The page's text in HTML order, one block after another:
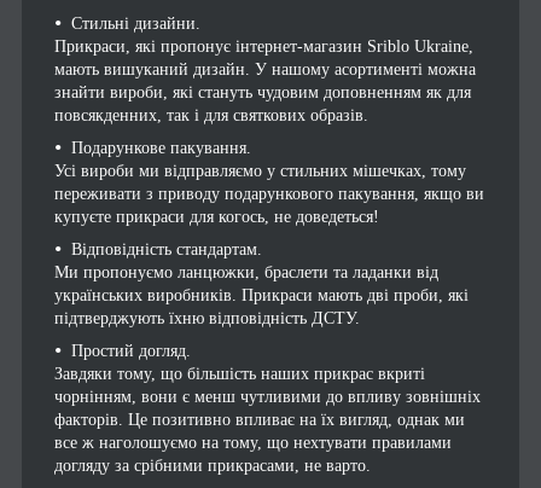
Стильні дизайни.
Прикраси, які пропонує інтернет-магазин Sriblo Ukraine,
мають вишуканий дизайн. У нашому асортименті можна
знайти вироби, які стануть чудовим доповненням як для
повсякденних, так і для святкових образів.
Подарункове пакування.
Усі вироби ми відправляємо у стильних мішечках, тому
переживати з приводу подарункового пакування, якщо ви
купуєте прикраси для когось, не доведеться!
Відповідність стандартам.
Ми пропонуємо ланцюжки, браслети та ладанки від
українських виробників. Прикраси мають дві проби, які
підтверджують їхню відповідність ДСТУ.
Простий догляд.
Завдяки тому, що більшість наших прикрас вкриті
чорнінням, вони є менш чутливими до впливу зовнішніх
факторів. Це позитивно впливає на їх вигляд, однак ми
все ж наголошуємо на тому, що нехтувати правилами
догляду за срібними прикрасами, не варто.